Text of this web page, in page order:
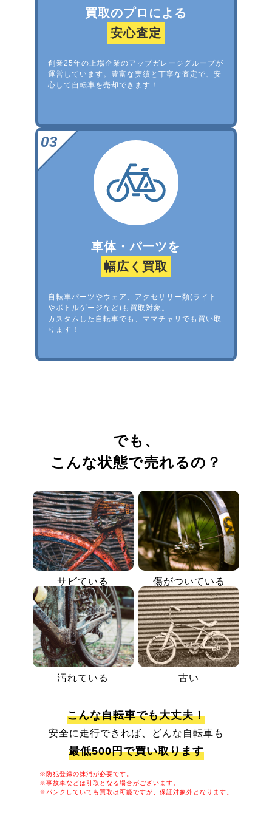
買取のプロによる
安心査定
創業25年の上場企業のアップガレージグループが
運営しています。豊富な実績と丁寧な査定で、安
心して自転車を売却できます！
車体・パーツを
幅広く買取
自転車パーツやウェア、アクセサリー類(ライト
やボトルゲージなど)も買取対象。
カスタムした自転車でも、ママチャリでも買い取
ります！
でも、
こんな状態で売れるの？
サビている 傷がついている
汚れている 古い
こんな自転車でも大丈夫！
安全に走行できれば、どんな自転車も
最低500円で買い取ります
※防犯登録の抹消が必要です。
※事故車などは引取となる場合がございます。
※パンクしていても買取は可能ですが、保証対象外となります。